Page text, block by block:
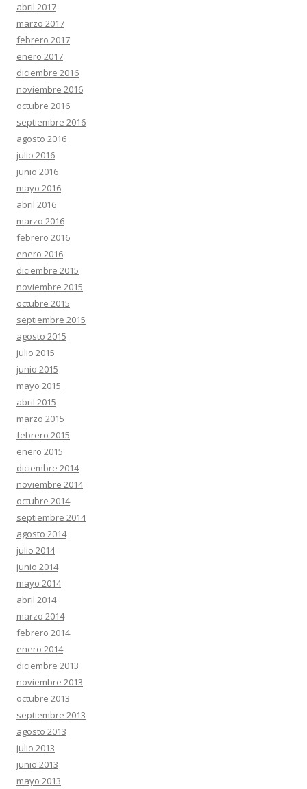
abril 2017
marzo 2017
febrero 2017
enero 2017
diciembre 2016
noviembre 2016
octubre 2016
septiembre 2016
agosto 2016
julio 2016
junio 2016
mayo 2016
abril 2016
marzo 2016
febrero 2016
enero 2016
diciembre 2015
noviembre 2015
octubre 2015
septiembre 2015
agosto 2015
julio 2015
junio 2015
mayo 2015
abril 2015
marzo 2015
febrero 2015
enero 2015
diciembre 2014
noviembre 2014
octubre 2014
septiembre 2014
agosto 2014
julio 2014
junio 2014
mayo 2014
abril 2014
marzo 2014
febrero 2014
enero 2014
diciembre 2013
noviembre 2013
octubre 2013
septiembre 2013
agosto 2013
julio 2013
junio 2013
mayo 2013